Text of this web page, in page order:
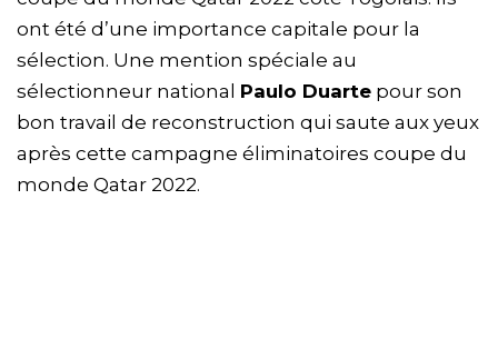
ont été d’une importance capitale pour la
sélection. Une mention spéciale au
sélectionneur national Paulo Duarte pour son
bon travail de reconstruction qui saute aux yeux
après cette campagne éliminatoires coupe du
monde Qatar 2022.